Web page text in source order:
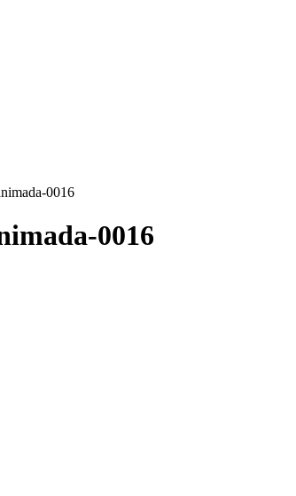
0016
0016